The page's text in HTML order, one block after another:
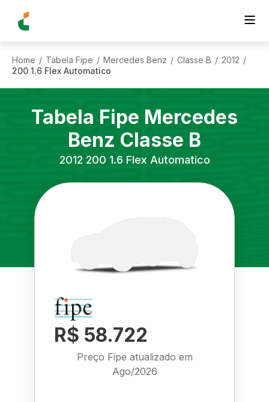
Home / Tabela Fipe / Mercedes Benz / Classe B / 2012 /
200 1.6 Flex Automatico
Tabela Fipe Mercedes
Benz Classe B
2012 200 1.6 Flex Automatico
R$ 58.722
Preço Fipe atualizado em
Ago/2026